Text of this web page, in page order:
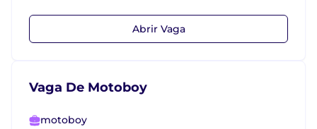
Abrir Vaga
Vaga De Motoboy
motoboy